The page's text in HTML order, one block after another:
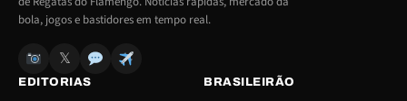
bola, jogos e bastidores em tempo real.
𝕏
EDITORIAS BRASILEIRÃO